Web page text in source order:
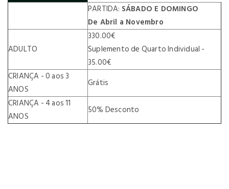
PARTIDA: SÁBADO E DOMINGO
De Abril a Novembro
ADULTO
330.00€
Suplemento de Quarto Individual -
35.00€
CRIANÇA - 0 aos 3
ANOS
Grátis
CRIANÇA - 4 aos 11
ANOS
50% Desconto